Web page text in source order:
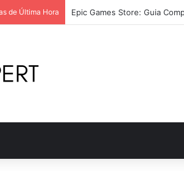
de Última Hora Epic Games Store: Guia